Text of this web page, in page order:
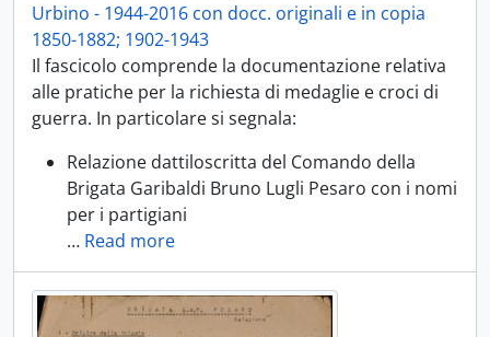
Urbino - 1944-2016 con docc. originali e in copia
1850-1882; 1902-1943
Il fascicolo comprende la documentazione relativa
alle pratiche per la richiesta di medaglie e croci di
guerra. In particolare si segnala:
Relazione dattiloscritta del Comando della
Brigata Garibaldi Bruno Lugli Pesaro con i nomi
per i partigiani
… Read more